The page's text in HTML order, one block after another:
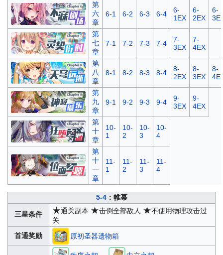
第
六
章
6-1 6-2 6-3 6-4
6-
1EX
6-
2EX
6-
第
七
章
7-1 7-2 7-3 7-4
7-
3EX
7-
4EX
第
八
章
8-1 8-2 8-3 8-4
8-
2EX
8-
3EX
8-
第
九
章
9-1 9-2 9-3 9-4
9-
3EX
9-
4EX
第
十
章
10-
1
10-
2
10-
3
10-
4
第
十
一
章
11-
1
11-
2
11-
3
11-
4
5-4：帷幕
三星条件 ★通关副本 ★击倒全部敌人 ★不使用物理攻击过
关
首通奖励
原初圣器遗物箱